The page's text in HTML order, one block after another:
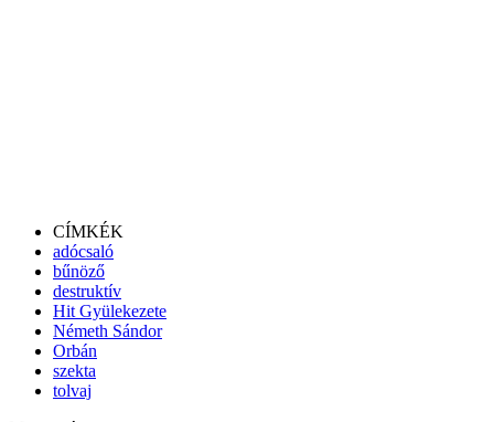
CÍMKÉK
adócsaló
bűnöző
destruktív
Hit Gyülekezete
Németh Sándor
Orbán
szekta
tolvaj